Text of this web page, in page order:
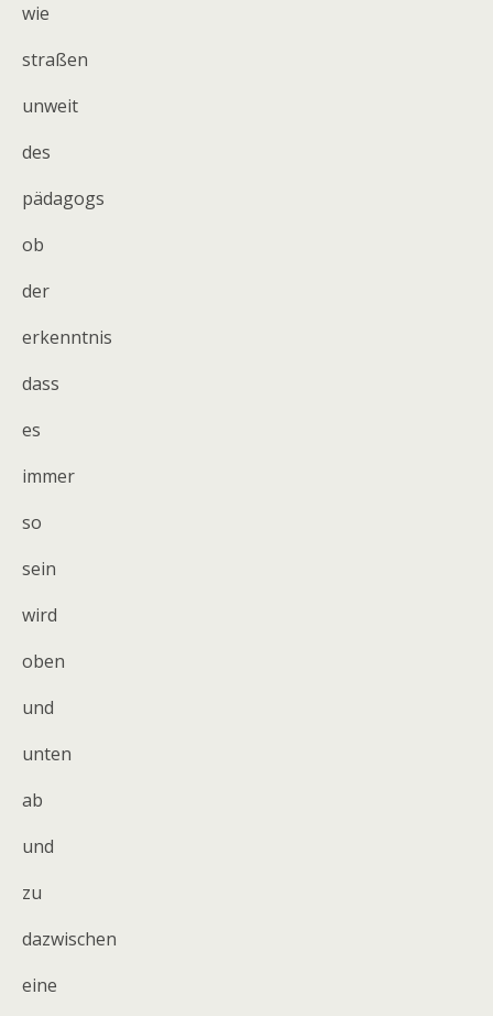
wie
straßen
unweit
des
pädagogs
ob
der
erkenntnis
dass
es
immer
so
sein
wird
oben
und
unten
ab
und
zu
dazwischen
eine